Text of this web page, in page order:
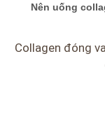
Nên uống
Collagen đóng